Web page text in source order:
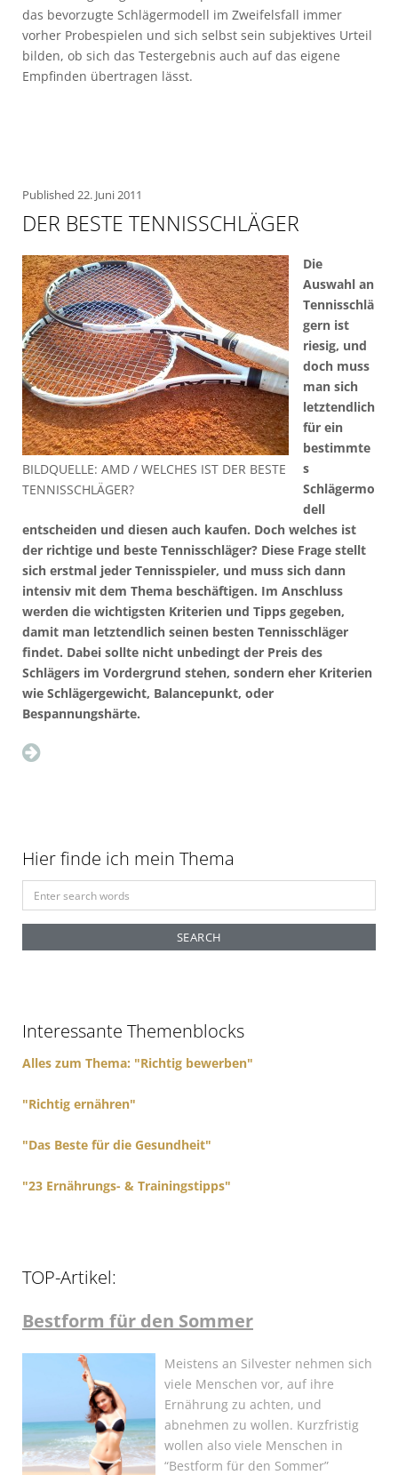
das bevorzugte Schlägermodell im Zweifelsfall immer
vorher Probespielen und sich selbst sein subjektives Urteil
bilden, ob sich das Testergebnis auch auf das eigene
Empfinden übertragen lässt.
Published 22. Juni 2011
DER BESTE TENNISSCHLÄGER
BILDQUELLE: AMD / WELCHES IST DER BESTE
TENNISSCHLÄGER?
Die
Auswahl an
Tennisschlä
gern ist
riesig, und
doch muss
man sich
letztendlich
für ein
bestimmte
s
Schlägermo
dell
entscheiden und diesen auch kaufen. Doch welches ist
der richtige und beste Tennisschläger? Diese Frage stellt
sich erstmal jeder Tennisspieler, und muss sich dann
intensiv mit dem Thema beschäftigen. Im Anschluss
werden die wichtigsten Kriterien und Tipps gegeben,
damit man letztendlich seinen besten Tennisschläger
findet. Dabei sollte nicht unbedingt der Preis des
Schlägers im Vordergrund stehen, sondern eher Kriterien
wie Schlägergewicht, Balancepunkt, oder
Bespannungshärte.
Hier finde ich mein Thema
e
r
o
Interessante Themenblocks
Alles zum Thema: "Richtig bewerben"
"Richtig ernähren"
"Das Beste für die Gesundheit"
"23 Ernährungs- & Trainingstipps"
TOP-Artikel:
Bestform für den Sommer
Meistens an Silvester nehmen sich
viele Menschen vor, auf ihre
Ernährung zu achten, und
abnehmen zu wollen. Kurzfristig
wollen also viele Menschen in
“Bestform für den Sommer”